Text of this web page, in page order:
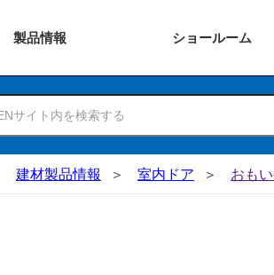
製品情報 ショールーム
建材製品情報 室内ドア おも